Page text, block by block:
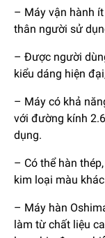
– Máy vận hành
thân người sử
– Được người
kiểu dáng hiện
– Máy có khả
với đường kính
dụng.
– Có thể hàn
kim loại màu
– Máy hàn
làm từ chất liệu